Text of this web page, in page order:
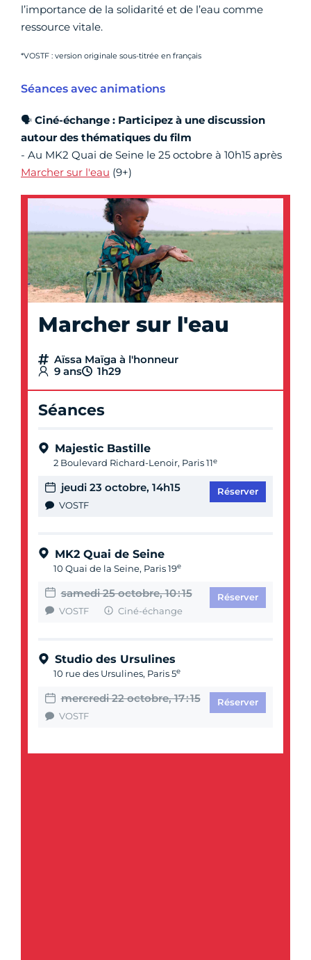
l’importance de la solidarité et de l’eau comme
ressource vitale.
*VOSTF : version originale sous-titrée en français
Séances avec animations
🗣️ Ciné-échange : Participez à une discussion
autour des thématiques du film
- Au MK2 Quai de Seine le 25 octobre à 10h15 après
Marcher sur l'eau (9+)